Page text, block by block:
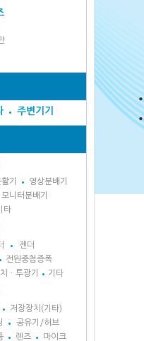
주변기기
기
영상분배기
모니터분배기
타
젠더
전원중첩증폭
ㆍ투광기 기타
저장장치(기타)
공유기/허브
렌즈
마이크